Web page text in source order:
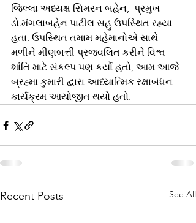
જિલ્લા અધ્યક્ષ સિમરન બહેન,  પ્રમુખ
ડો.મંગલાબહેન પાટીલ સહુ ઉપસ્થિત રહ્યા
હતા. ઉપસ્થિત તમામ મહેમાનોએ સાથે
મળીને મીણબત્તી પ્રજ્વલિત કરીને વિશ્વ
શાંતિ માટે સંકલ્પ પણ કર્યો હતો, આમ આજે
બ્રહ્મા કુમારી દ્વારા આધ્યાત્મિક રક્ષાબંધન
કાર્યક્રમ આયોજીત થયો હતો.
Recent Posts See All